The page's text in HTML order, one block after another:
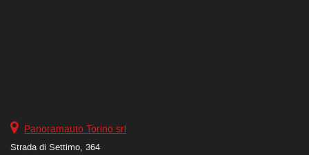
Panoramauto Torino srl
Strada di Settimo, 364